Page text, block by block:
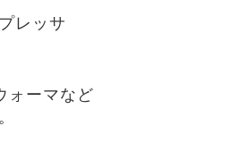
レッサ
ォーマなど